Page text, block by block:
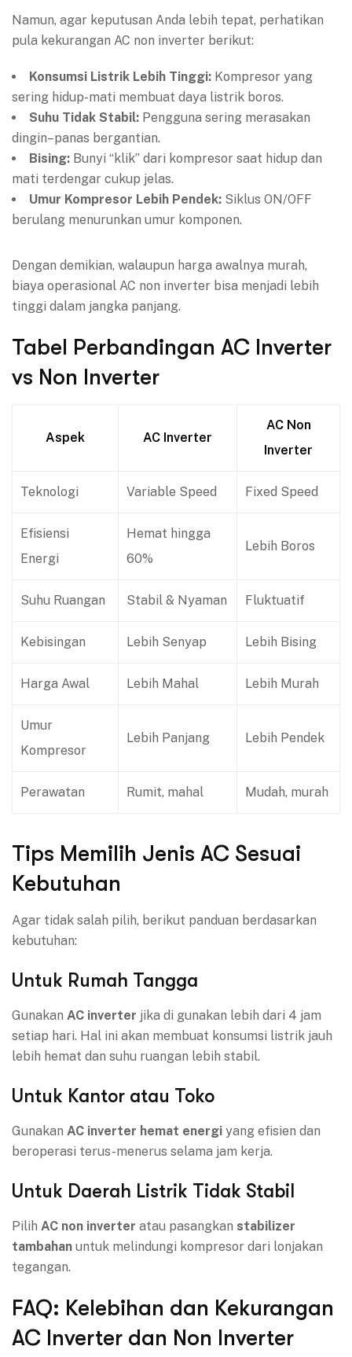
Namun, agar keputusan Anda lebih tepat, perhatikan
pula kekurangan AC non inverter berikut:
Konsumsi Listrik Lebih Tinggi: Kompresor yang
sering hidup-mati membuat daya listrik boros.
Suhu Tidak Stabil: Pengguna sering merasakan
dingin–panas bergantian.
Bising: Bunyi “klik” dari kompresor saat hidup dan
mati terdengar cukup jelas.
Umur Kompresor Lebih Pendek: Siklus ON/OFF
berulang menurunkan umur komponen.
Dengan demikian, walaupun harga awalnya murah,
biaya operasional AC non inverter bisa menjadi lebih
tinggi dalam jangka panjang.
Tabel Perbandingan AC Inverter
vs Non Inverter
Aspek AC Inverter
AC Non
Inverter
Teknologi Variable Speed Fixed Speed
Efisiensi
Energi
Hemat hingga
60%
Lebih Boros
Suhu Ruangan Stabil & Nyaman Fluktuatif
Kebisingan Lebih Senyap Lebih Bising
Harga Awal Lebih Mahal Lebih Murah
Umur
Kompresor
Lebih Panjang Lebih Pendek
Perawatan Rumit, mahal Mudah, murah
Tips Memilih Jenis AC Sesuai
Kebutuhan
Agar tidak salah pilih, berikut panduan berdasarkan
kebutuhan:
Untuk Rumah Tangga
Gunakan AC inverter jika di gunakan lebih dari 4 jam
setiap hari. Hal ini akan membuat konsumsi listrik jauh
lebih hemat dan suhu ruangan lebih stabil.
Untuk Kantor atau Toko
Gunakan AC inverter hemat energi yang efisien dan
beroperasi terus-menerus selama jam kerja.
Untuk Daerah Listrik Tidak Stabil
Pilih AC non inverter atau pasangkan stabilizer
tambahan untuk melindungi kompresor dari lonjakan
tegangan.
FAQ: Kelebihan dan Kekurangan
AC Inverter dan Non Inverter